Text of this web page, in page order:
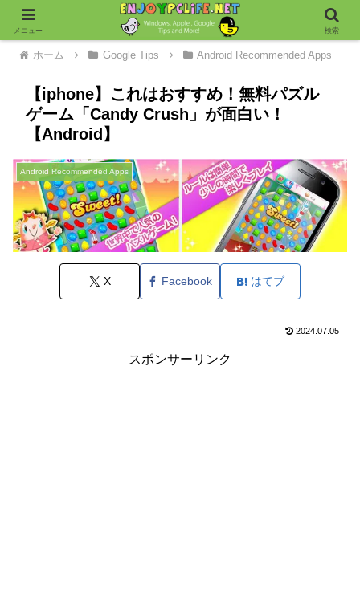
ホーム Google Tips Android Recommended Apps
【iphone】これはおすすめ！無料パズル
ゲーム「Candy Crush」が面白い！
【Android】
Android Recommended Apps
X Facebook はてブ
2024.07.05
スポンサーリンク
メニュー 検索